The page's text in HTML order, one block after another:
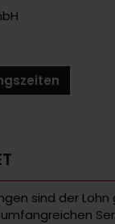
sind der